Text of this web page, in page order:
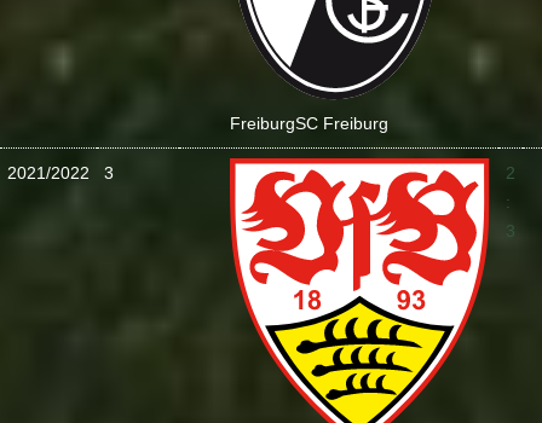
FreiburgSC Freiburg
2021/2022 3
2
:
3